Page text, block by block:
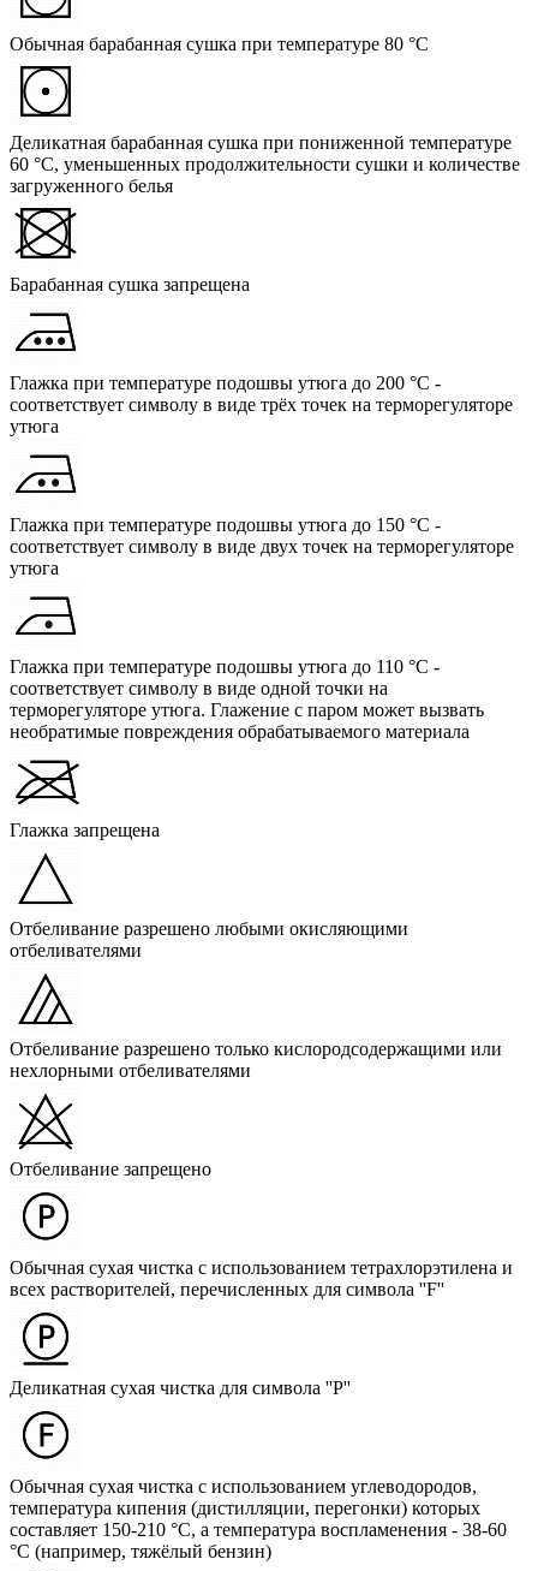
Обычная барабанная сушка при температуре 80 °C
Деликатная барабанная сушка при пониженной температуре
60 °C, уменьшенных продолжительности сушки и количестве
загруженного белья
Барабанная сушка запрещена
Глажка при температуре подошвы утюга до 200 °C -
соответствует символу в виде трёх точек на терморегуляторе
утюга
Глажка при температуре подошвы утюга до 150 °C -
соответствует символу в виде двух точек на терморегуляторе
утюга
Глажка при температуре подошвы утюга до 110 °C -
соответствует символу в виде одной точки на
терморегуляторе утюга. Глажение с паром может вызвать
необратимые повреждения обрабатываемого материала
Глажка запрещена
Отбеливание разрешено любыми окисляющими
отбеливателями
Отбеливание разрешено только кислородсодержащими или
нехлорными отбеливателями
Отбеливание запрещено
Обычная сухая чистка с использованием тетрахлорэтилена и
всех растворителей, перечисленных для символа ''F''
Деликатная сухая чистка для символа ''P''
Обычная сухая чистка с использованием углеводородов,
температура кипения (дистилляции, перегонки) которых
составляет 150-210 °C, а температура воспламенения - 38-60
°C (например, тяжёлый бензин)